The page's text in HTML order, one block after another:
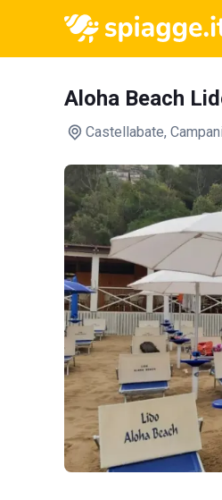
Aloha Beach
Castellabate,